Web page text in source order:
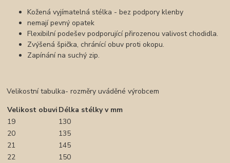
Kožená vyjímatelná stélka - bez podpory klenby
nemají pevný opatek
Flexibilní podešev podporující přirozenou valivost chodidla.
Zvýšená špička, chránící obuv proti okopu.
Zapínání na suchý zip.
Velikostní tabulka- rozměry uváděné výrobcem
Velikost obuvi Délka stélky v mm
19
130
20
135
21
145
22
150